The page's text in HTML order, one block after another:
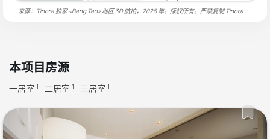
来源：Tinora 独家 «Bang Tao» 地区 3D 航拍，2026 年。版权所有。严禁复制Tinora
本项目房源
一居室 1 二居室 1 三居室 1